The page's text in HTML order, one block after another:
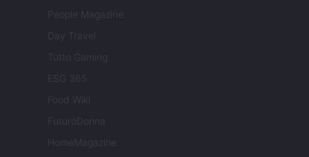
People Magazine
Day Travel
Tutto Gaming
ESG 365
Food Wiki
FuturoDonna
HomeMagazine